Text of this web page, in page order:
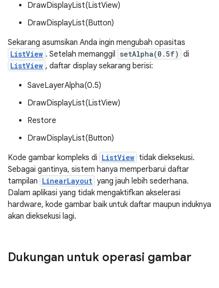
DrawDisplayList(ListView)
DrawDisplayList(Button)
Sekarang asumsikan Anda ingin mengubah opasitas
ListView . Setelah memanggil setAlpha(0.5f) di
ListView , daftar display sekarang berisi:
SaveLayerAlpha(0.5)
DrawDisplayList(ListView)
Restore
DrawDisplayList(Button)
Kode gambar kompleks di ListView tidak dieksekusi.
Sebagai gantinya, sistem hanya memperbarui daftar
tampilan LinearLayout yang jauh lebih sederhana.
Dalam aplikasi yang tidak mengaktifkan akselerasi
hardware, kode gambar baik untuk daftar maupun induknya
akan dieksekusi lagi.
Dukungan untuk operasi gambar